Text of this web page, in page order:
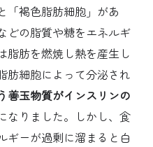
「褐色脂肪細胞」があ
どの脂質や糖をエネルギ
脂肪を燃焼し熱を産生し
肪細胞によって分泌され
善玉物質がインスリンの
なりました。しかし、食
ギーが過剰に溜まると白